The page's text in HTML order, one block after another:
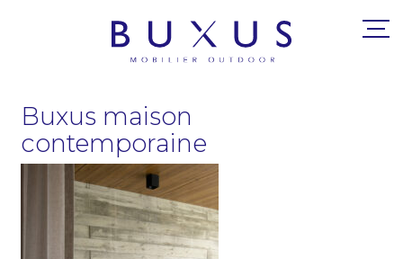
Buxus maison
contemporaine